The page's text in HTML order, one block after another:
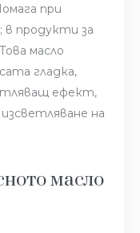
при
в продукти за
масло
гладка,
ефект,
на
масло